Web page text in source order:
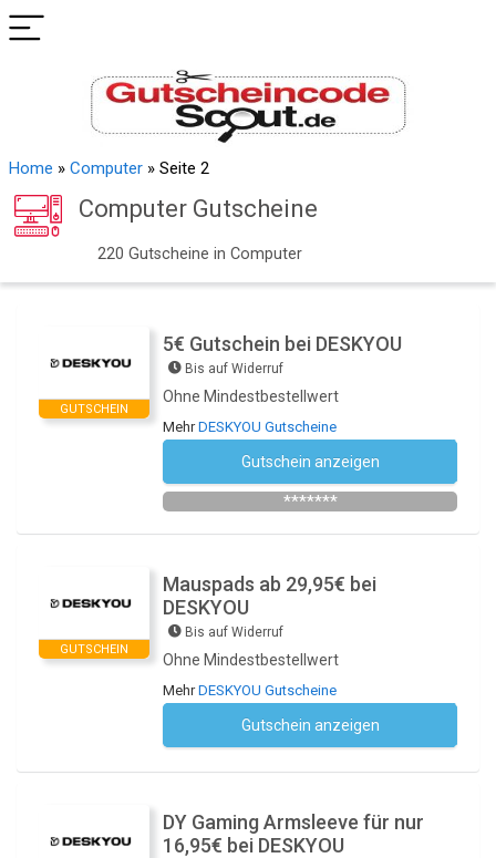
Home » Computer » Seite 2
Computer Gutscheine
220 Gutscheine in Computer
GUTSCHEIN
5€ Gutschein bei DESKYOU
Bis auf Widerruf
Ohne Mindestbestellwert
MehrDESKYOU Gutscheine
Gutschein anzeigen
*******
GUTSCHEIN
Mauspads ab 29,95€ bei
DESKYOU
Bis auf Widerruf
Ohne Mindestbestellwert
MehrDESKYOU Gutscheine
Gutschein anzeigen
DY Gaming Armsleeve für nur
16,95€ bei DESKYOU